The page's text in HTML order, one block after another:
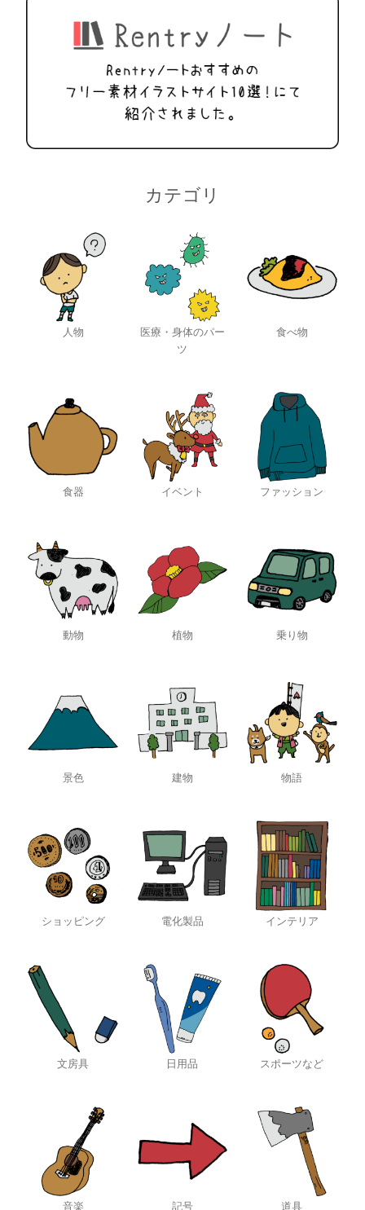
カテゴリ
人物
医療・身体のパー
ツ
食べ物
食器 イベント ファッション
動物 植物 乗り物
景色 建物 物語
ショッピング 電化製品 インテリア
文房具 日用品 スポーツなど
音楽 記号 道具